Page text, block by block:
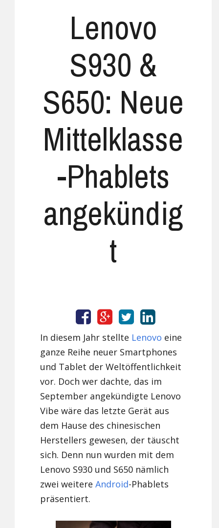
Lenovo
S930 &
S650: Neue
Mittelklasse
-Phablets
angekündig
t
In diesem Jahr stellte Lenovo eine
ganze Reihe neuer Smartphones
und Tablet der Weltöffentlichkeit
vor. Doch wer dachte, das im
September angekündigte Lenovo
Vibe wäre das letzte Gerät aus
dem Hause des chinesischen
Herstellers gewesen, der täuscht
sich. Denn nun wurden mit dem
Lenovo S930 und S650 nämlich
zwei weitereAndroid-Phablets
präsentiert.